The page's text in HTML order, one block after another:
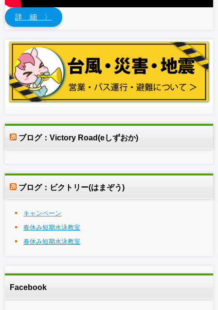
詳 細 〉
ブログ：Victory Road(eしずおか)
ブログ：ビクトリー(はまぞう)
キャンペーン
春休み短期水泳教室
春休み短期水泳教室
Facebook